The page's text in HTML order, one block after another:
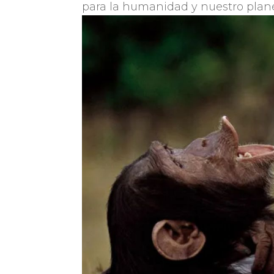
para la humanidad y nuestro